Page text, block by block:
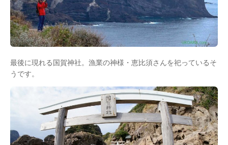
最後に現れる国賀神社。漁業の神様・恵比須さんを祀っているそ
うです。